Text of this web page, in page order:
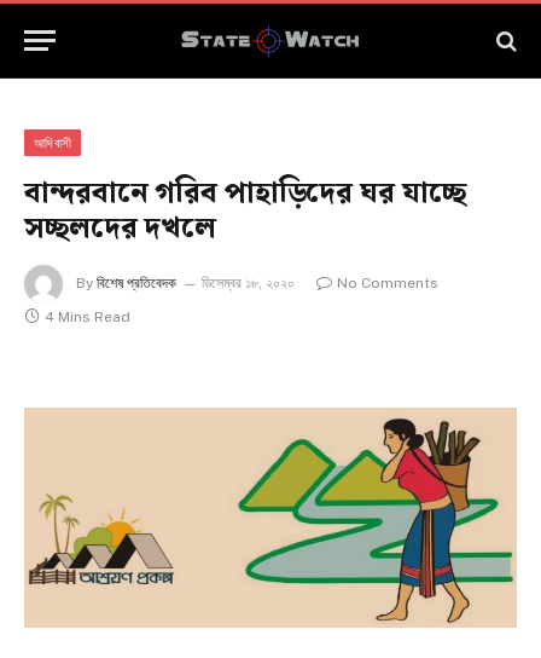
আদিবাসী
বান্দরবানে গরিব পাহাড়িদের ঘর যাচ্ছে
সচ্ছলদের দখলে
By বিশেষ প্রতিবেদক ডিসেম্বর ১৮, ২০২০
No Comments
4 Mins Read